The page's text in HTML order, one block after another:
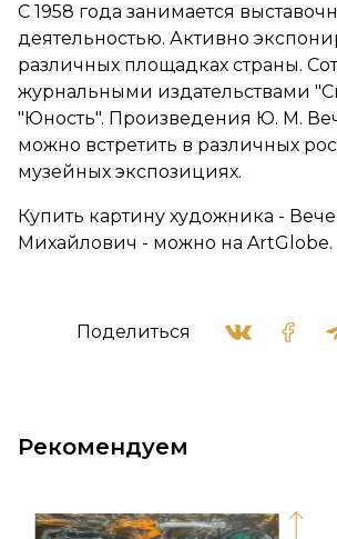
С 1958 года занимается
деятельностью. Активно
различных площадках страны.
журнальными издательствами
"Юность". Произведения Ю. М.
можно встретить в различных
музейных экспозициях.
Купить картину художника -
Михайлович - можно на ArtGlobe.
Поделиться
Рекомендуем